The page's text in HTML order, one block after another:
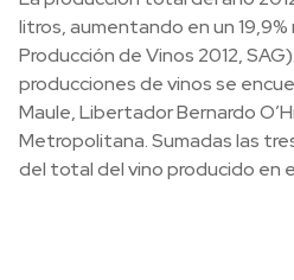
litros, aumentando en un
Producción de Vinos 2012,
producciones de vinos se
Maule, Libertador Bernardo
Metropolitana. Sumadas las
del total del vino producido en